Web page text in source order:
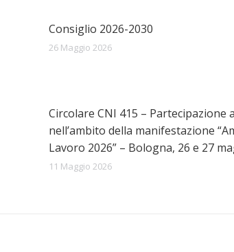
Consiglio 2026-2030
26 Maggio 2026
Circolare CNI 415 – Partecipazione
nell’ambito della manifestazione
Lavoro 2026” – Bologna, 26 e 27
11 Maggio 2026